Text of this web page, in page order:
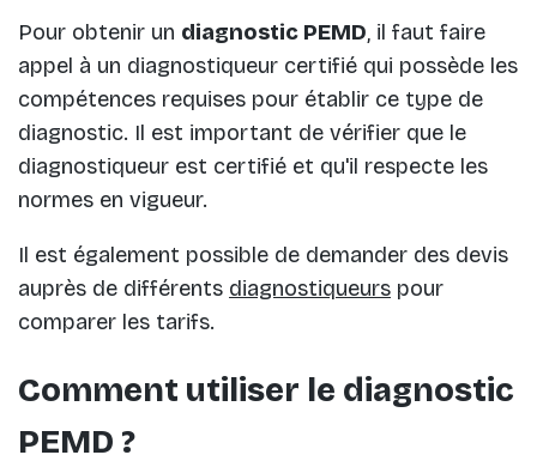
Pour obtenir un diagnostic PEMD, il faut faire
appel à un diagnostiqueur certifié qui possède les
compétences requises pour établir ce type de
diagnostic. Il est important de vérifier que le
diagnostiqueur est certifié et qu'il respecte les
normes en vigueur.
Il est également possible de demander des devis
auprès de différents diagnostiqueurs pour
comparer les tarifs.
Comment utiliser le diagnostic
PEMD ?